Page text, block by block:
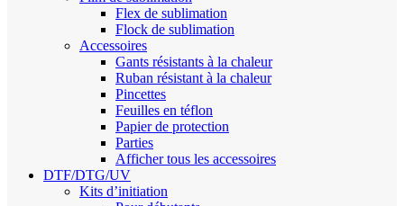
Flex de sublimation
Flock de sublimation
Accessoires
Gants résistants à la chaleur
Ruban résistant à la chaleur
Pincettes
Feuilles en téflon
Papier de protection
Parties
Afficher tous les accessoires
DTF/DTG/UV
Kits d’initiation